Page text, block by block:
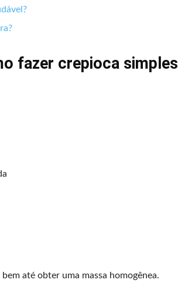
fazer crepioca simples
até obter uma massa homogênea.